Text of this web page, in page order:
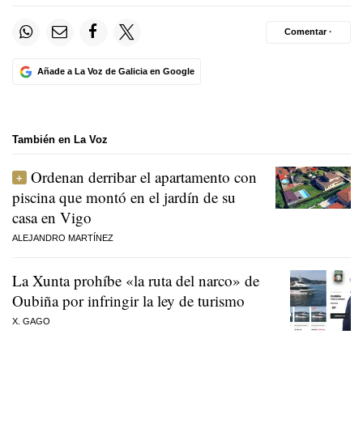
Añade a La Voz de Galicia en Google
Comentar ·
También en La Voz
Ordenan derribar el apartamento con
piscina que montó en el jardín de su
casa en Vigo
ALEJANDRO MARTÍNEZ
La Xunta prohíbe «la ruta del narco» de
Oubiña por infringir la ley de turismo
X. GAGO